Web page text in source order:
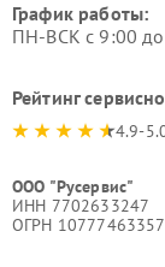
График работы:
ПН-ВСК с 9:00
Рейтинг
4.9-
ООО "Русервис"
ИНН 7702633247
ОГРН